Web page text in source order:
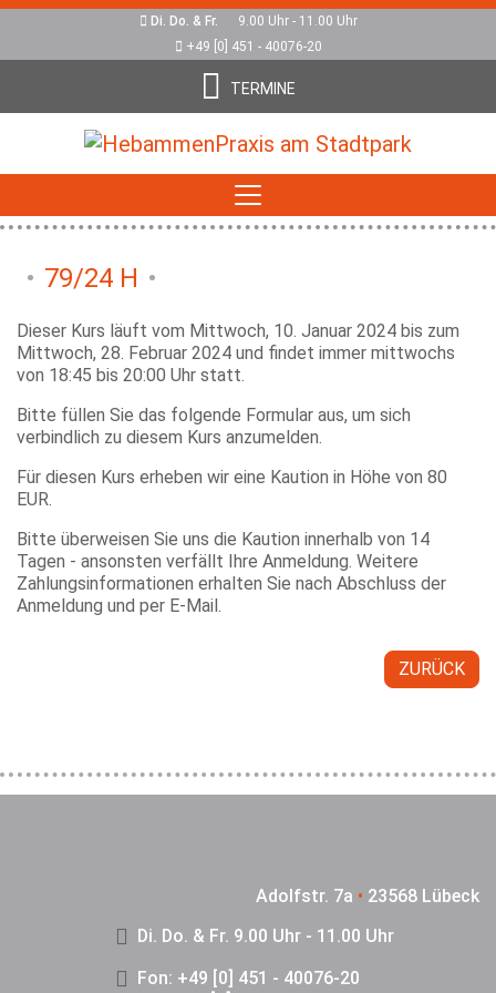
Di. Do. & Fr. 9.00 Uhr - 11.00 Uhr
+49 [0] 451 - 40076-20
TERMINE
79/24 H
Dieser Kurs läuft vom Mittwoch, 10. Januar 2024 bis zum
Mittwoch, 28. Februar 2024 und findet immer mittwochs
von 18:45 bis 20:00 Uhr statt.
Bitte füllen Sie das folgende Formular aus, um sich
verbindlich zu diesem Kurs anzumelden.
Für diesen Kurs erheben wir eine Kaution in Höhe von 80
EUR.
Bitte überweisen Sie uns die Kaution innerhalb von 14
Tagen - ansonsten verfällt Ihre Anmeldung. Weitere
Zahlungsinformationen erhalten Sie nach Abschluss der
Anmeldung und per E-Mail.
ZURÜCK
Adolfstr. 7a • 23568 Lübeck
Di. Do. & Fr. 9.00 Uhr - 11.00 Uhr
Fon: +49 [0] 451 - 40076-20